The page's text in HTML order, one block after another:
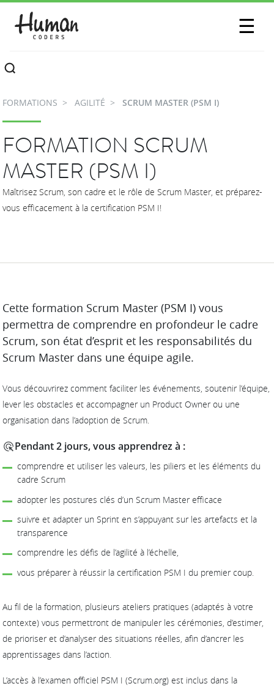
☰
CONTACTEZ-NOUS
FORMATIONS AGILITÉ SCRUM MASTER (PSM I)
FORMATION SCRUM
MASTER (PSM I)
Maîtrisez Scrum, son cadre et le rôle de Scrum Master, et préparez-
vous efficacement à la certification PSM I!
DESCRIPTION
Cette formation Scrum Master (PSM I) vous
permettra de comprendre en profondeur le cadre
Scrum, son état d’esprit et les responsabilités du
Scrum Master dans une équipe agile.
Vous découvrirez comment faciliter les événements, soutenir l’équipe,
lever les obstacles et accompagner un Product Owner ou une
organisation dans l’adoption de Scrum.
Pendant 2 jours, vous apprendrez à :
comprendre et utiliser les valeurs, les piliers et les éléments du
cadre Scrum
adopter les postures clés d’un Scrum Master efficace
suivre et adapter un Sprint en s’appuyant sur les artefacts et la
transparence
comprendre les défis de l’agilité à l’échelle,
vous préparer à réussir la certification PSM I du premier coup.
Au fil de la formation, plusieurs ateliers pratiques (adaptés à votre
contexte) vous permettront de manipuler les cérémonies, d’estimer,
de prioriser et d’analyser des situations réelles, afin d’ancrer les
apprentissages dans l’action.
L’accès à l’examen officiel PSM I (Scrum.org) est inclus dans la